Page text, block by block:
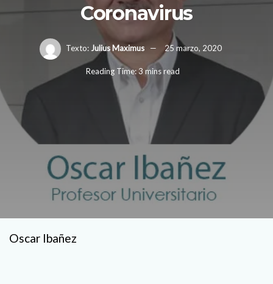
Coronavirus
Texto: Julius Maximus 25 marzo, 2020
Reading Time: 3 mins read
Oscar Ibañez